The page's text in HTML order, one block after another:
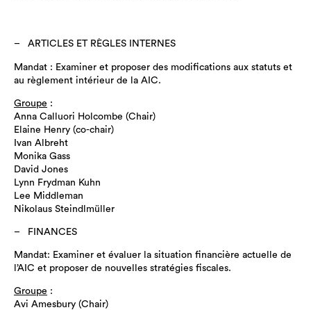
ARTICLES ET RÈGLES INTERNES
Mandat : Examiner et proposer des modifications aux statuts et
au règlement intérieur de la AIC.
Groupe :
Anna Calluori Holcombe (Chair)
Elaine Henry (co-chair)
Ivan Albreht
Monika Gass
David Jones
Lynn Frydman Kuhn
Lee Middleman
Nikolaus Steindlmüller
FINANCES
Mandat: Examiner et évaluer la situation financière actuelle de
l’AIC et proposer de nouvelles stratégies fiscales.
Groupe :
Avi Amesbury (Chair)